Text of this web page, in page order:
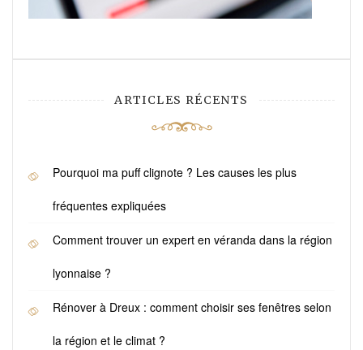
ARTICLES RÉCENTS
Pourquoi ma puff clignote ? Les causes les plus
fréquentes expliquées
Comment trouver un expert en véranda dans la région
lyonnaise ?
Rénover à Dreux : comment choisir ses fenêtres selon
la région et le climat ?